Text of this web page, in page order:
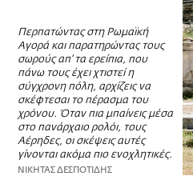
Περπατώντας στη Ρωμαϊκή
Αγορά και παρατηρώντας τους
σωρούς απ' τα ερείπια, που
πάνω τους έχει χτιστεί η
σύγχρονη πόλη, αρχίζεις να
σκέφτεσαι το πέρασμα του
χρόνου. Όταν πια μπαίνεις μέσα
στο πανάρχαιο ρολόι, τους
Αέρηδες, οι σκέψεις αυτές
γίνονται ακόμα πιο ενοχλητικές.
ΝΙΚΗΤΑΣ ΔΕΣΠΟΤΙΔΗΣ